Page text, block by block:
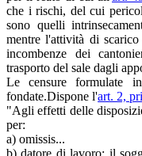
che i rischi, del cui
sono quelli
mentre l'attività di
incombenze dei
trasporto del sale dagli
Le censure formulate
fondate.Dispone l'art. 2,
"Agli effetti delle
per:
a) omissis...
b) datore di lavoro: il